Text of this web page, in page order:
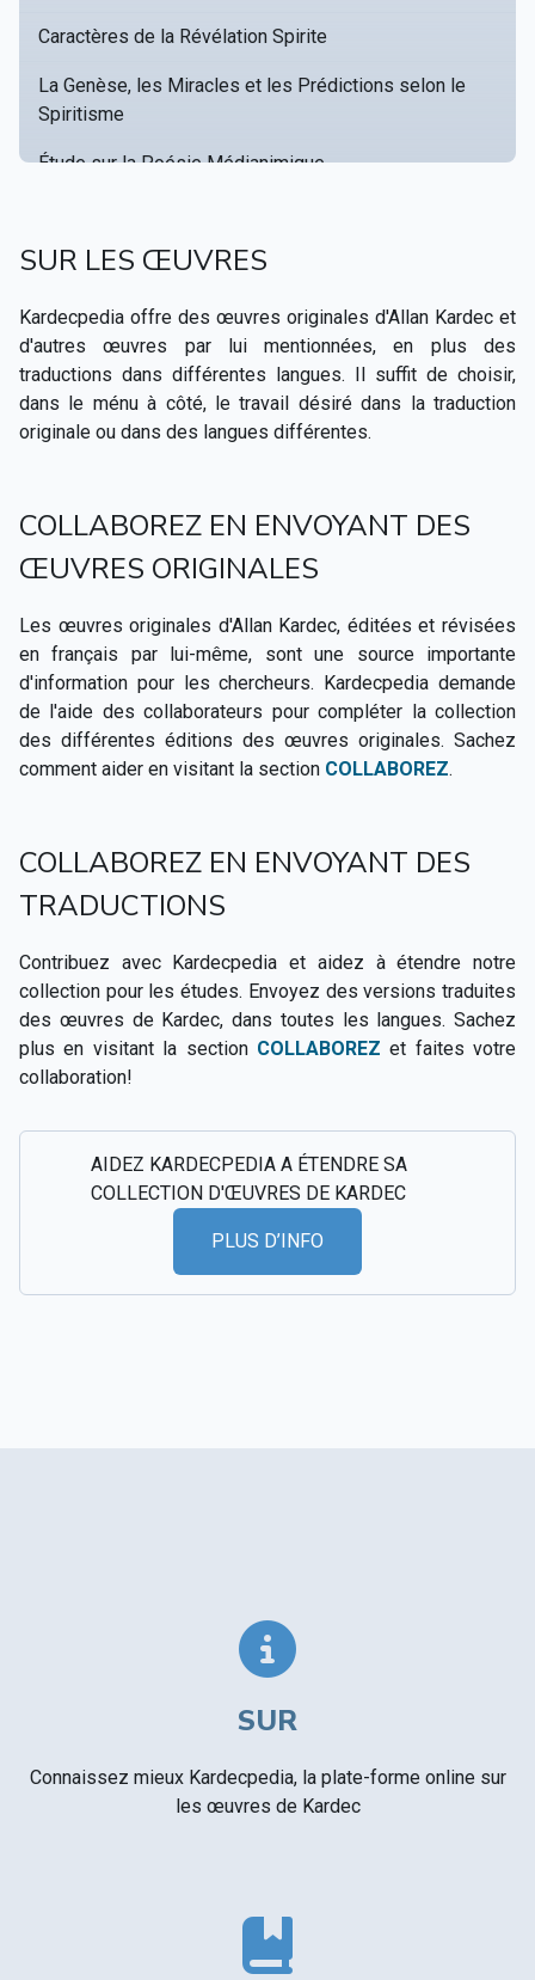
Caractères de la Révélation Spirite
La Genèse, les Miracles et les Prédictions selon le
Spiritisme
Étude sur la Poésie Médianimique
Hippolyte Léon Denizard Rivail ▸
Textes cités dans Le Livre des Médiums
CSI - Images et records historiques du spiritisme
SUR LES ŒUVRES
Kardecpedia offre des œuvres originales d'Allan Kardec et
d'autres œuvres par lui mentionnées, en plus des
traductions dans différentes langues. Il suffit de choisir,
dans le ménu à côté, le travail désiré dans la traduction
originale ou dans des langues différentes.
COLLABOREZ EN ENVOYANT DES
ŒUVRES ORIGINALES
Les œuvres originales d'Allan Kardec, éditées et révisées
en français par lui-même, sont une source importante
d'information pour les chercheurs. Kardecpedia demande
de l'aide des collaborateurs pour compléter la collection
des différentes éditions des œuvres originales. Sachez
comment aider en visitant la section COLLABOREZ.
COLLABOREZ EN ENVOYANT DES
TRADUCTIONS
Contribuez avec Kardecpedia et aidez à étendre notre
collection pour les études. Envoyez des versions traduites
des œuvres de Kardec, dans toutes les langues. Sachez
plus en visitant la section COLLABOREZ et faites votre
collaboration!
AIDEZ KARDECPEDIA A ÉTENDRE SA
COLLECTION D'ŒUVRES DE KARDEC
PLUS D’INFO
SUR
Connaissez mieux Kardecpedia, la plate-forme online sur
les œuvres de Kardec